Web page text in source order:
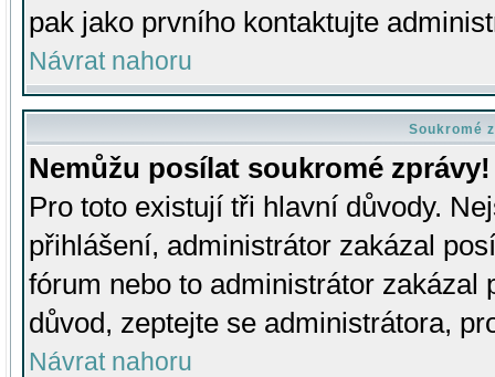
pak jako prvního kontaktujte
Návrat nahoru
Soukromé
Nemůžu posílat soukromé zprávy!
Pro toto existují tři hlavní důvody.
přihlášení, administrátor zakázal
fórum nebo to administrátor zakázal
důvod, zeptejte se administrátora,
Návrat nahoru